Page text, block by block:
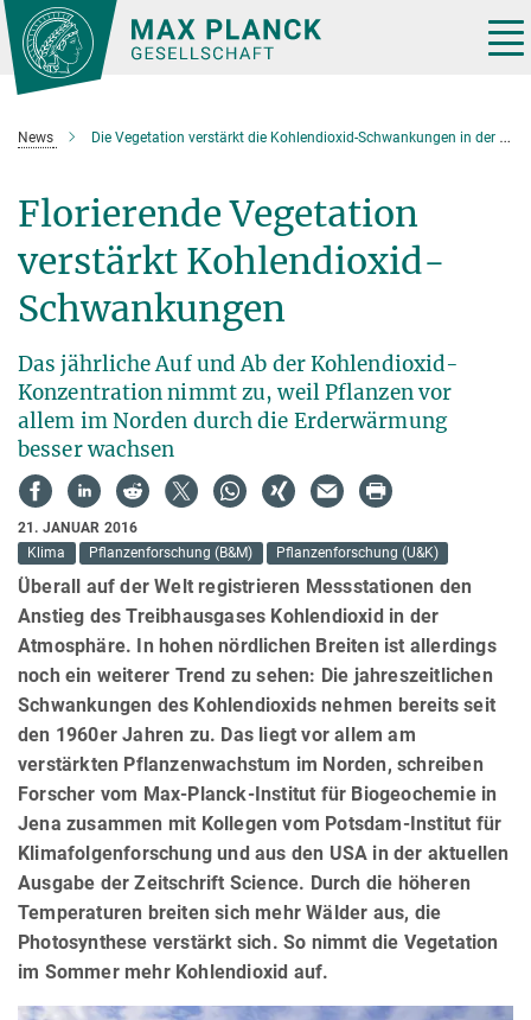
Hauptinhalt
News Die Vegetation verstärkt die Kohlendioxid-Schwankungen in der Atmosphäre
Florierende Vegetation
verstärkt Kohlendioxid-
Schwankungen
Das jährliche Auf und Ab der Kohlendioxid-
Konzentration nimmt zu, weil Pflanzen vor
allem im Norden durch die Erderwärmung
besser wachsen
21. JANUAR 2016
Klima
Pflanzenforschung (B&M) Pflanzenforschung (U&K)
Überall auf der Welt registrieren Messstationen den
Anstieg des Treibhausgases Kohlendioxid in der
Atmosphäre. In hohen nördlichen Breiten ist allerdings
noch ein weiterer Trend zu sehen: Die jahreszeitlichen
Schwankungen des Kohlendioxids nehmen bereits seit
den 1960er Jahren zu. Das liegt vor allem am
verstärkten Pflanzenwachstum im Norden, schreiben
Forscher vom Max-Planck-Institut für Biogeochemie in
Jena zusammen mit Kollegen vom Potsdam-Institut für
Klimafolgenforschung und aus den USA in der aktuellen
Ausgabe der Zeitschrift Science. Durch die höheren
Temperaturen breiten sich mehr Wälder aus, die
Photosynthese verstärkt sich. So nimmt die Vegetation
im Sommer mehr Kohlendioxid auf.